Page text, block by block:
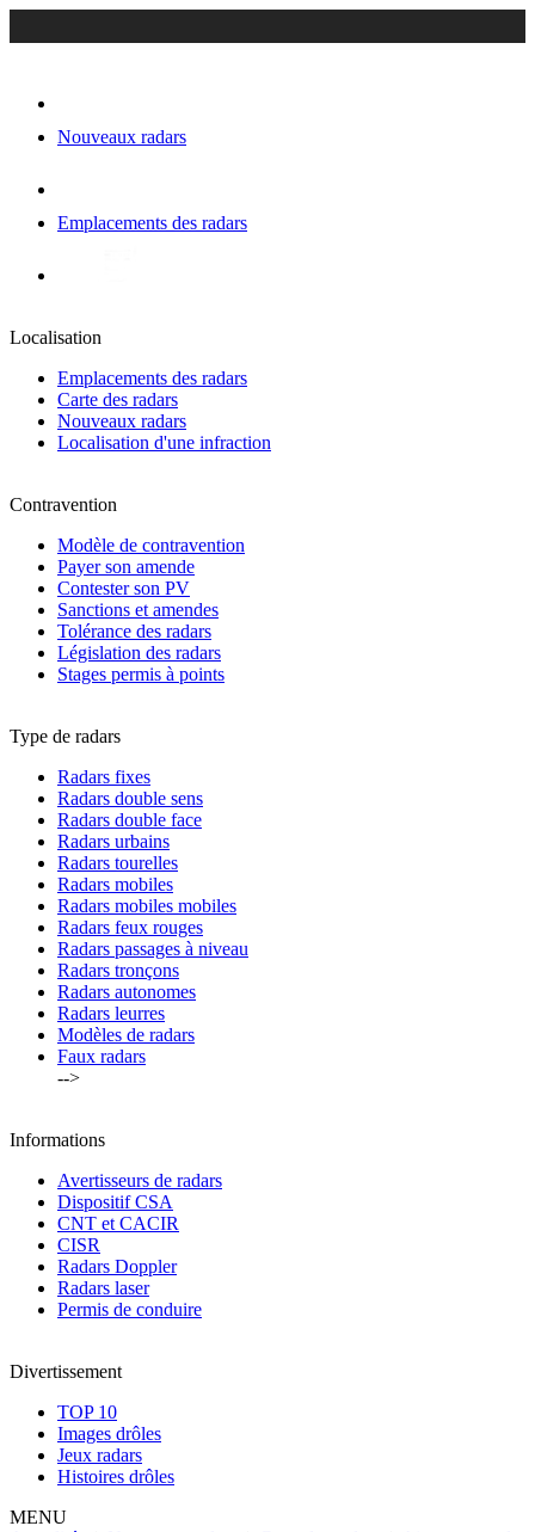
Nouveaux radars
Emplacements des radars
Localisation
Emplacements des radars
Carte des radars
Nouveaux radars
Localisation d'une infraction
Contravention
Modèle de contravention
Payer son amende
Contester son PV
Sanctions et amendes
Tolérance des radars
Législation des radars
Stages permis à points
Type de radars
Radars fixes
Radars double sens
Radars double face
Radars urbains
Radars tourelles
Radars mobiles
Radars mobiles mobiles
Radars feux rouges
Radars passages à niveau
Radars tronçons
Radars autonomes
Radars leurres
Modèles de radars
Faux radars
-->
Informations
Avertisseurs de radars
Dispositif CSA
CNT et CACIR
CISR
Radars Doppler
Radars laser
Permis de conduire
Divertissement
TOP 10
Images drôles
Jeux radars
Histoires drôles
MENU